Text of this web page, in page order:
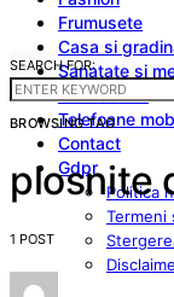
Frumusete
Casa si
Sanatate si
Cum sa fac
Telefoane
Contact
Gdpr
Politica
Termeni
SEARCH FOR:
BROWSING TAG
plosnite
1 POST